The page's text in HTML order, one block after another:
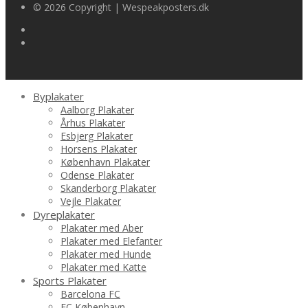
© 2026 Copyright | Wespeakposters.dk
Byplakater
Aalborg Plakater
Århus Plakater
Esbjerg Plakater
Horsens Plakater
København Plakater
Odense Plakater
Skanderborg Plakater
Vejle Plakater
Dyreplakater
Plakater med Aber
Plakater med Elefanter
Plakater med Hunde
Plakater med Katte
Sports Plakater
Barcelona FC